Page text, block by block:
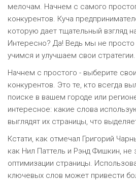
мелочам. Начнем с самого
конкурентов. Куча
которую дает тщательный взгляд
Интересно? Да! Ведь мы не
учимся и улучшаем свои стратегии.
Начнем с простого - выберите
конкурентов. Это те, кто всегда
поиске в вашем городе или
интересное: какие слова
выглядят их страницы, что
Кстати, как отмечал Григорий
как Нил Паттель и Рэнд Фишкин, не
оптимизации страницы.
ключевых слов может привести